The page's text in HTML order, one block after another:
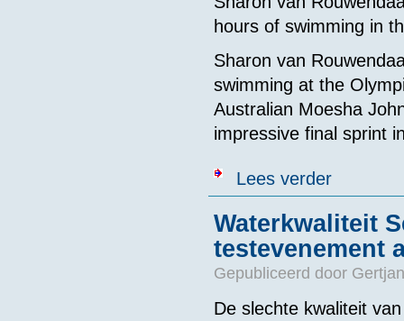
hours of swimming in
Sharon van
swimming at the
Australian Moesha
impressive final sprint
Lees verderover Dutch
Waterkwaliteit
testevenement
Gepubliceerd door
De slechte kwaliteit